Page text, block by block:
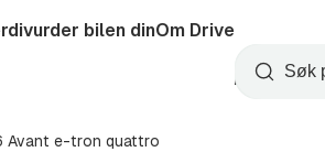
Startside
bilen dinOm Drive
Opprett
konto
Søk
Avant e-tron quattro